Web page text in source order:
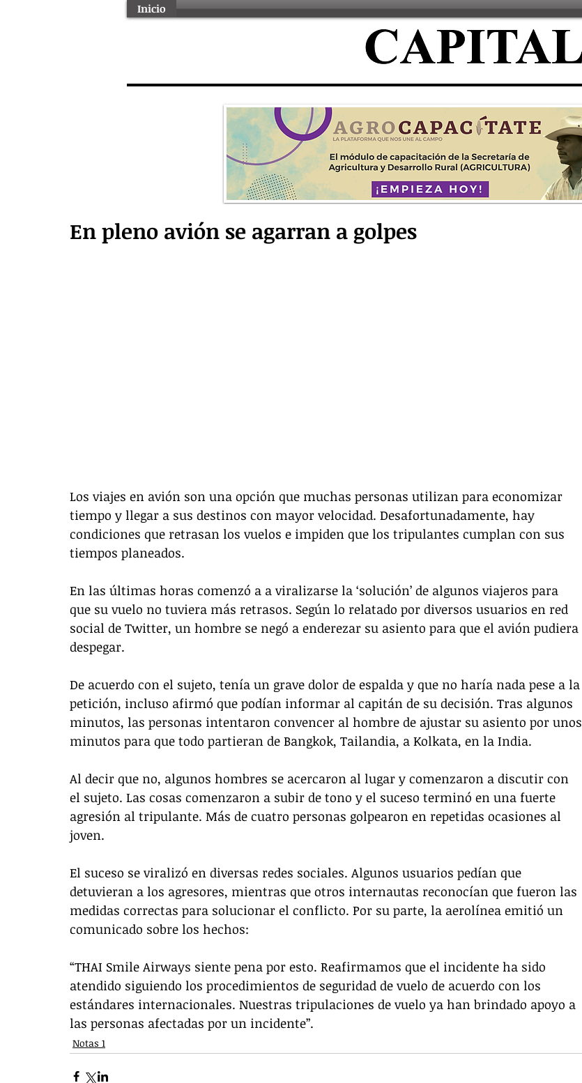
Inicio
En pleno avión se agarran a golpes
Los viajes en avión son una opción que muchas personas utilizan para economizar
tiempo y llegar a sus destinos con mayor velocidad. Desafortunadamente, hay
condiciones que retrasan los vuelos e impiden que los tripulantes cumplan con sus
tiempos planeados.
En las últimas horas comenzó a a viralizarse la ‘solución’ de algunos viajeros para
que su vuelo no tuviera más retrasos. Según lo relatado por diversos usuarios en red
social de Twitter, un hombre se negó a enderezar su asiento para que el avión pudiera
despegar.
De acuerdo con el sujeto, tenía un grave dolor de espalda y que no haría nada pese a la
petición, incluso afirmó que podían informar al capitán de su decisión. Tras algunos
minutos, las personas intentaron convencer al hombre de ajustar su asiento por unos
minutos para que todo partieran de Bangkok, Tailandia, a Kolkata, en la India.
Al decir que no, algunos hombres se acercaron al lugar y comenzaron a discutir con
el sujeto. Las cosas comenzaron a subir de tono y el suceso terminó en una fuerte
agresión al tripulante. Más de cuatro personas golpearon en repetidas ocasiones al
joven.
El suceso se viralizó en diversas redes sociales. Algunos usuarios pedían que
detuvieran a los agresores, mientras que otros internautas reconocían que fueron las
medidas correctas para solucionar el conflicto. Por su parte, la aerolínea emitió un
comunicado sobre los hechos:
“THAI Smile Airways siente pena por esto. Reafirmamos que el incidente ha sido
atendido siguiendo los procedimientos de seguridad de vuelo de acuerdo con los
estándares internacionales. Nuestras tripulaciones de vuelo ya han brindado apoyo a
las personas afectadas por un incidente”.
Notas 1